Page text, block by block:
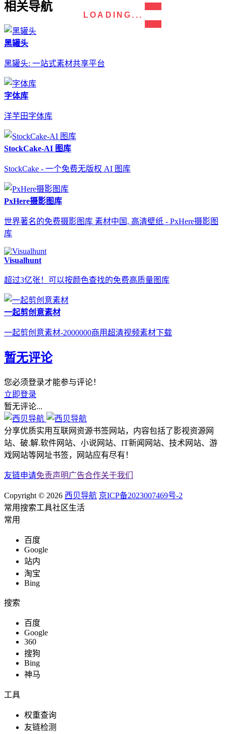
LOADING...
相关导航
黑罐头
黑罐头: 一站式素材共享平台
字体库
洋芋田字体库
StockCake-AI 图库
StockCake - 一个免费无版权 AI 图库
PxHere摄影图库
世界著名的免费摄影图库 素材中国, 高清壁纸 - PxHere摄影图
库
Visualhunt
超过3亿张！可以按颜色查找的免费高质量图库
一起剪创意素材
一起剪创意素材-2000000商用超清视频素材下载
暂无评论
您必须登录才能参与评论！
立即登录
暂无评论...
分享优质实用互联网资源书签网站，内容包括了影视资源网
站、破.解.软件网站、小说网站、IT新闻网站、技术网站、游
戏网站等网址书签，网站应有尽有！
友链申请免责声明广告合作关于我们
Copyright © 2026 西贝导航 京ICP备2023007469号-2
常用搜索工具社区生活
常用
百度
Google
站内
淘宝
Bing
搜索
百度
Google
360
搜狗
Bing
神马
工具
权重查询
友链检测